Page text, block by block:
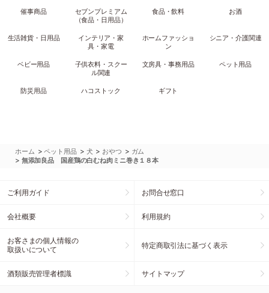
催事商品
セブンプレミアム
（食品・日用品）
食品・飲料 お酒
生活雑貨・日用品
インテリア・家
具・家電
ホームファッショ
ン
シニア・介護関連
ベビー用品
子供衣料・スクー
ル関連
文房具・事務用品 ペット用品
防災用品 ハコストック ギフト
ホーム >ペット用品 > 犬 > おやつ > ガム
> 無添加良品 国産鶏の白むね肉ミニ巻き１８本
ご利用ガイド お問合せ窓口
会社概要 利用規約
お客さまの個人情報の
取扱いについて
特定商取引法に基づく表示
酒類販売管理者標識 サイトマップ